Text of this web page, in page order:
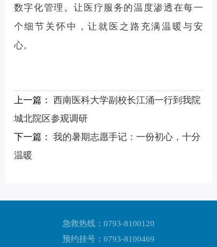
数字化管理。让医疗服务的温度渗透在每一
个细节关怀中，让就医之路充满温暖与安
心。
上一篇：
西南医科大学副校长江涌一行到我院
城北院区参观调研
下一篇：
我的暑期志愿手记：一份初心，十分
温暖
急救热线：0793-8100120
预约挂号：0793-8100469